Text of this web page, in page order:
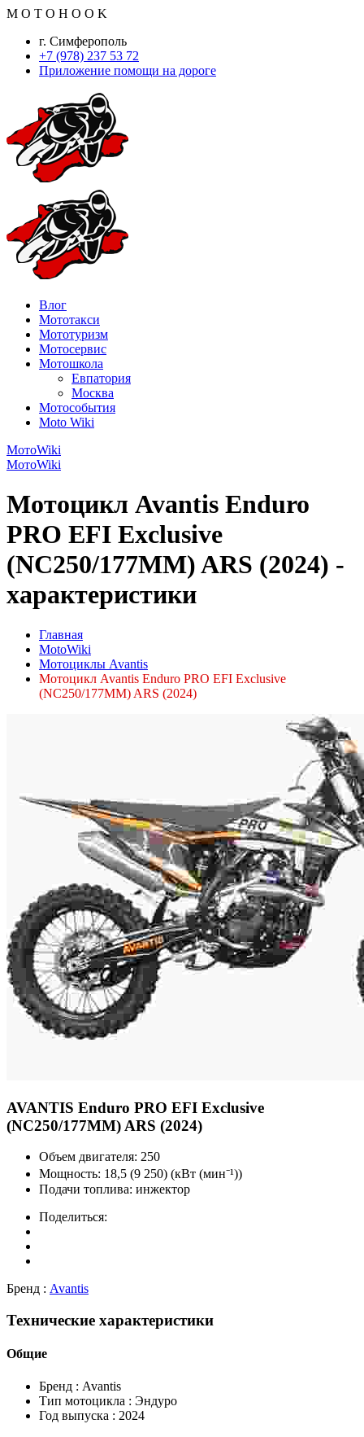
M O T O H O O K
г. Симферополь
+7 (978) 237 53 72
Приложение помощи на дороге
Влог
Мототакси
Мототуризм
Мотосервис
Мотошкола
Евпатория
Москва
Мотособытия
Moto Wiki
МотоWiki
МотоWiki
Мотоцикл Avantis Enduro
PRO EFI Exclusive
(NC250/177MM) ARS (2024) -
характеристики
Главная
MotoWiki
Мотоциклы Avantis
Мотоцикл Avantis Enduro PRO EFI Exclusive
(NC250/177MM) ARS (2024)
AVANTIS Enduro PRO EFI Exclusive
(NC250/177MM) ARS (2024)
Объем двигателя: 250
Мощность: 18,5 (9 250) (кВт (мин⁻¹))
Подачи топлива: инжектор
Поделиться:
Бренд : Avantis
Технические характеристики
Общие
Бренд : Avantis
Тип мотоцикла : Эндуро
Год выпуска : 2024